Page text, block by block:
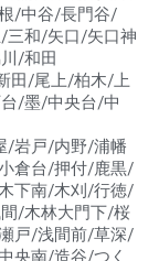
/中谷/長門谷/
三和/矢口/矢口神
/和田
田/尾上/柏木/上
/墨/中央台/中
/岩戸/内野/浦幡
倉台/押付/鹿黒/
下南/木刈/行徳/
/木林大門下/桜
戸/浅間前/草深/
央南/造谷/つく